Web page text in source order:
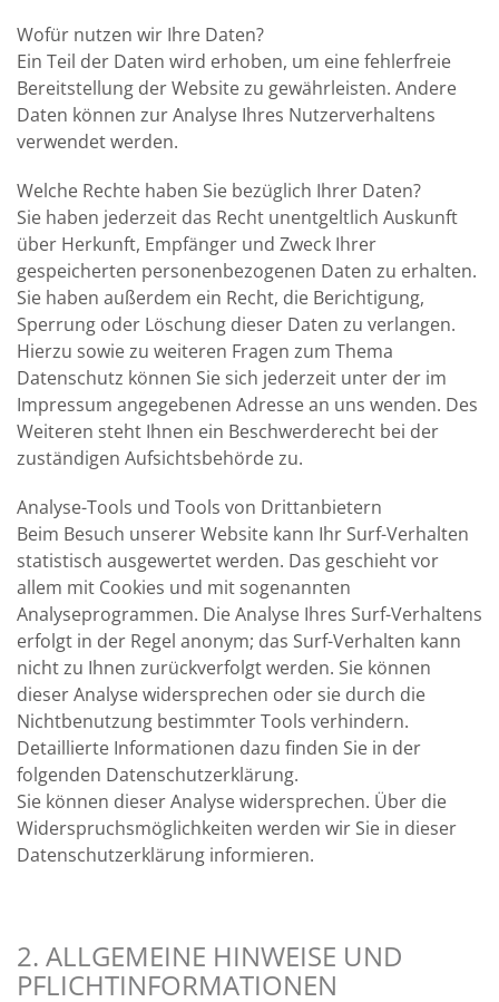
Wofür nutzen wir Ihre Daten?
Ein Teil der Daten wird erhoben, um eine fehlerfreie
Bereitstellung der Website zu gewährleisten. Andere
Daten können zur Analyse Ihres Nutzerverhaltens
verwendet werden.
Welche Rechte haben Sie bezüglich Ihrer Daten?
Sie haben jederzeit das Recht unentgeltlich Auskunft
über Herkunft, Empfänger und Zweck Ihrer
gespeicherten personenbezogenen Daten zu erhalten.
Sie haben außerdem ein Recht, die Berichtigung,
Sperrung oder Löschung dieser Daten zu verlangen.
Hierzu sowie zu weiteren Fragen zum Thema
Datenschutz können Sie sich jederzeit unter der im
Impressum angegebenen Adresse an uns wenden. Des
Weiteren steht Ihnen ein Beschwerderecht bei der
zuständigen Aufsichtsbehörde zu.
Analyse-Tools und Tools von Drittanbietern
Beim Besuch unserer Website kann Ihr Surf-Verhalten
statistisch ausgewertet werden. Das geschieht vor
allem mit Cookies und mit sogenannten
Analyseprogrammen. Die Analyse Ihres Surf-Verhaltens
erfolgt in der Regel anonym; das Surf-Verhalten kann
nicht zu Ihnen zurückverfolgt werden. Sie können
dieser Analyse widersprechen oder sie durch die
Nichtbenutzung bestimmter Tools verhindern.
Detaillierte Informationen dazu finden Sie in der
folgenden Datenschutzerklärung.
Sie können dieser Analyse widersprechen. Über die
Widerspruchsmöglichkeiten werden wir Sie in dieser
Datenschutzerklärung informieren.
2. ALLGEMEINE HINWEISE UND
PFLICHTINFORMATIONEN